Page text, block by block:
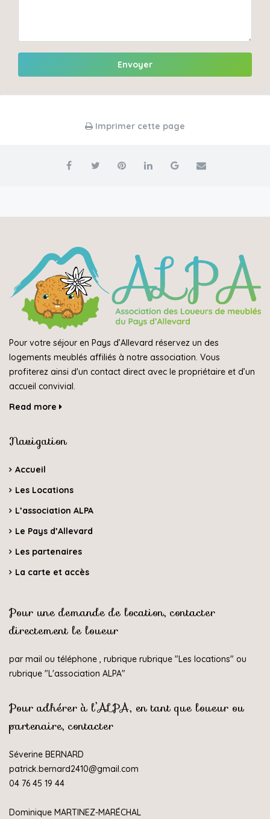
Envoyer
Imprimer cette page
Pour votre séjour en Pays d’Allevard réservez un des
logements meublés affiliés à notre association. Vous
profiterez ainsi d'un contact direct avec le propriétaire et d’un
accueil convivial.
Read more
Navigation
Accueil
Les Locations
L’association ALPA
Le Pays d’Allevard
Les partenaires
La carte et accès
Pour une demande de location, contacter
directement le loueur
par mail ou téléphone , rubrique rubrique "Les locations" ou
rubrique "L'association ALPA"
Pour adhérer à l’ALPA, en tant que loueur ou
partenaire, contacter
Séverine BERNARD
patrick.bernard2410@gmail.com
04 76 45 19 44
Dominique MARTINEZ-MARÉCHAL